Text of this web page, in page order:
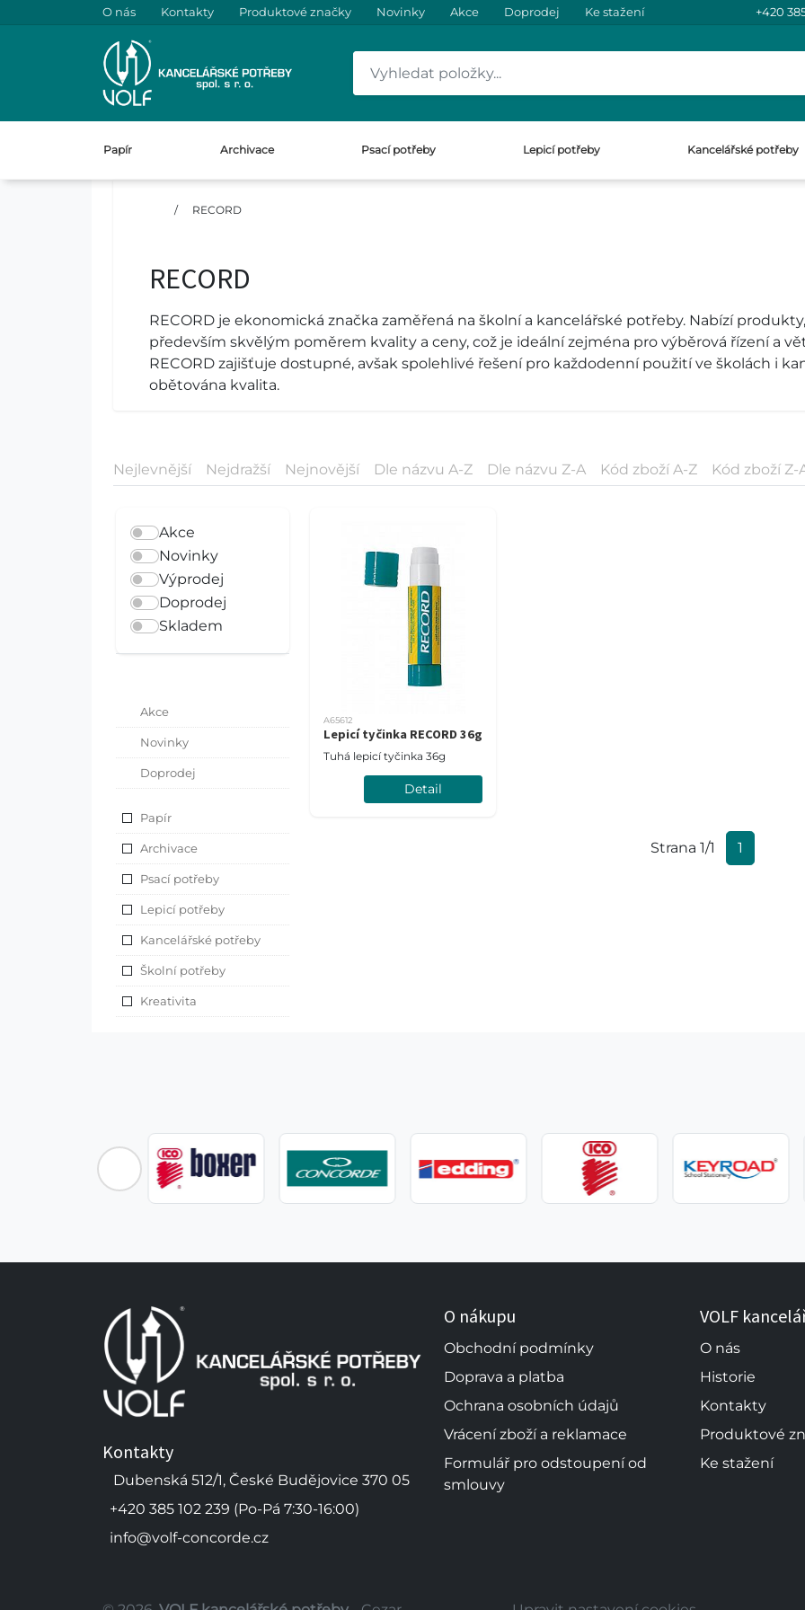
O nás Kontakty Produktové značky Novinky Akce Doprodej Ke stažení +420
Papír Archivace Psací potřeby Lepicí potřeby Kancelářské potřeby
/ RECORD
RECORD
RECORD je ekonomická značka zaměřená na školní a kancelářské potřeby. Nabízí
především skvělým poměrem kvality a ceny, což je ideální zejména pro výběrová řízení a
RECORD zajišťuje dostupné, avšak spolehlivé řešení pro každodenní použití ve školách i
obětována kvalita.
Nejlevnější Nejdražší Nejnovější Dle názvu A-Z Dle názvu Z-A Kód zboží A-Z Kód zboží Z-
Akce
Novinky
Výprodej
Doprodej
Skladem
Akce
Novinky
Doprodej
Papír
Archivace
Psací potřeby
Lepicí potřeby
Kancelářské potřeby
Školní potřeby
Kreativita
A65612
Lepicí tyčinka RECORD 36g
Tuhá lepicí tyčinka 36g
Detail
Strana 1/1 1
Kontakty
Dubenská 512/1, České Budějovice 370 05
+420 385 102 239 (Po-Pá 7:30-16:00)
info@volf-concorde.cz
O nákupu
Obchodní podmínky
Doprava a platba
Ochrana osobních údajů
Vrácení zboží a reklamace
Formulář pro odstoupení od
smlouvy
VOLF
O nás
Historie
Kontakty
Produktové
Ke stažení